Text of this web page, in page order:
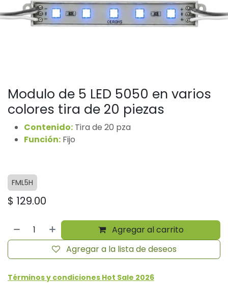
Modulo de 5 LED 5050 en varios
colores tira de 20 piezas
Contenido: Tira de 20 pza
Función: Fijo
FML5H
$ 129.00
Agregar al carrito
Agregar a la lista de deseos
Términos y condiciones Hot Sale 2026